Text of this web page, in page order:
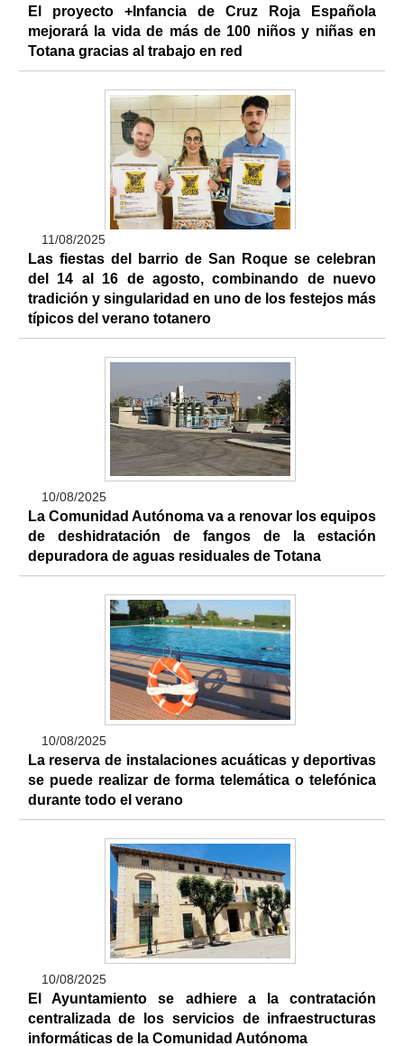
El proyecto +Infancia de Cruz Roja Española
mejorará la vida de más de 100 niños y niñas en
Totana gracias al trabajo en red
11/08/2025
Las fiestas del barrio de San Roque se celebran
del 14 al 16 de agosto, combinando de nuevo
tradición y singularidad en uno de los festejos más
típicos del verano totanero
10/08/2025
La Comunidad Autónoma va a renovar los equipos
de deshidratación de fangos de la estación
depuradora de aguas residuales de Totana
10/08/2025
La reserva de instalaciones acuáticas y deportivas
se puede realizar de forma telemática o telefónica
durante todo el verano
10/08/2025
El Ayuntamiento se adhiere a la contratación
centralizada de los servicios de infraestructuras
informáticas de la Comunidad Autónoma